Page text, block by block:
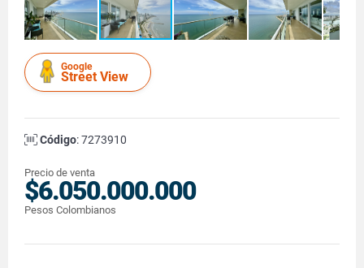
Google
Street View
Código: 7273910
Precio de venta
$6.050.000.000
Pesos Colombianos